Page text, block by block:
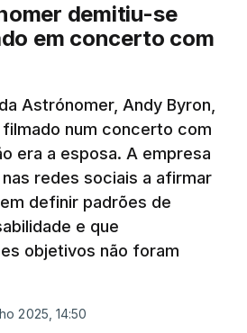
demitiu-se
em concerto com
Astrónomer, Andy Byron,
num concerto com
era a esposa. A empresa
redes sociais a afirmar
definir padrões de
e que
objetivos não foram
2025, 14:50